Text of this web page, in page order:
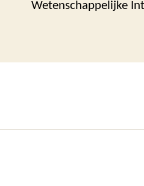
Wetenschappelijke